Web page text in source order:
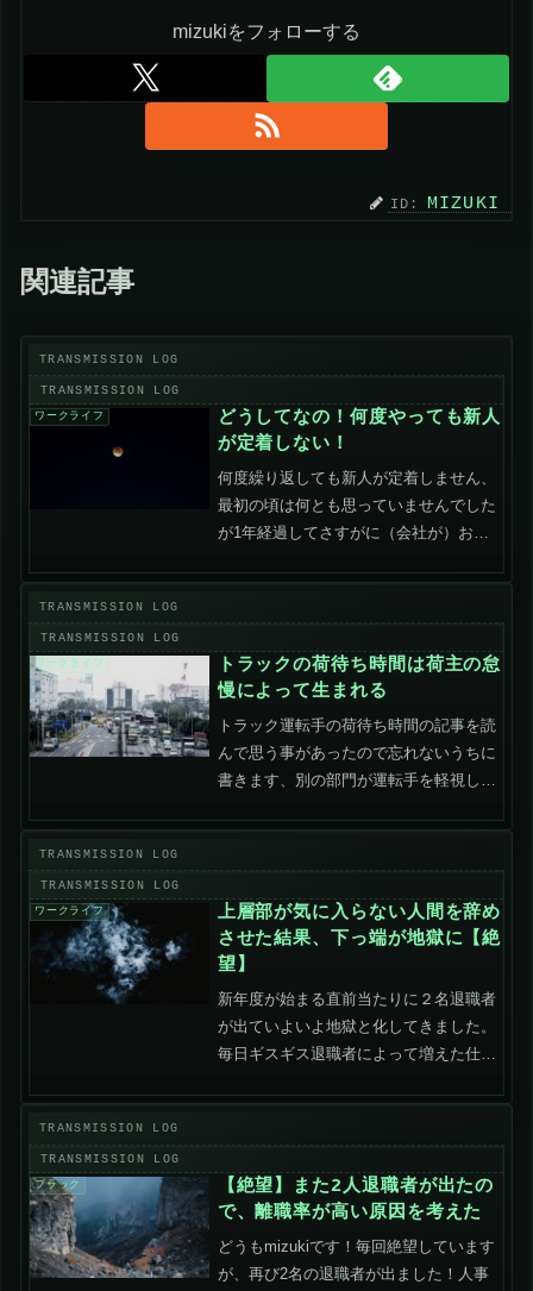
mizukiをフォローする
MIZUKI
関連記事
ワークライフ
どうしてなの！何度やっても新人
が定着しない！
何度繰り返しても新人が定着しません、
最初の頃は何とも思っていませんでした
が1年経過してさすがに（会社が）おか
場のリアルを少しでも伝えるのと同時
ワークライフ
トラックの荷待ち時間は荷主の怠
慢によって生まれる
トラック運転手の荷待ち時間の記事を読
んで思う事があったので忘れないうちに
書きます、別の部門が運転手を軽視して
側よりも荷主側に問題があると考えま
ワークライフ
上層部が気に入らない人間を辞め
させた結果、下っ端が地獄に【絶
望】
新年度が始まる直前当たりに２名退職者
が出ていよいよ地獄と化してきました。
毎日ギスギス退職者によって増えた仕事
限を持っていて下に仕事を投げまくるの
ブラック
【絶望】また2人退職者が出たの
で、離職率が高い原因を考えた
どうもmizukiです！毎回絶望しています
が、再び2名の退職者が出ました！人事